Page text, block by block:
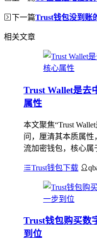
下一篇Trust钱包没到账
相关文章
Trust Wallet是去
属性
本文聚焦“Trust
问，厘清其本质属性
流加密钱包，核心属
Trust钱包下载
Trust钱包购买数
到位